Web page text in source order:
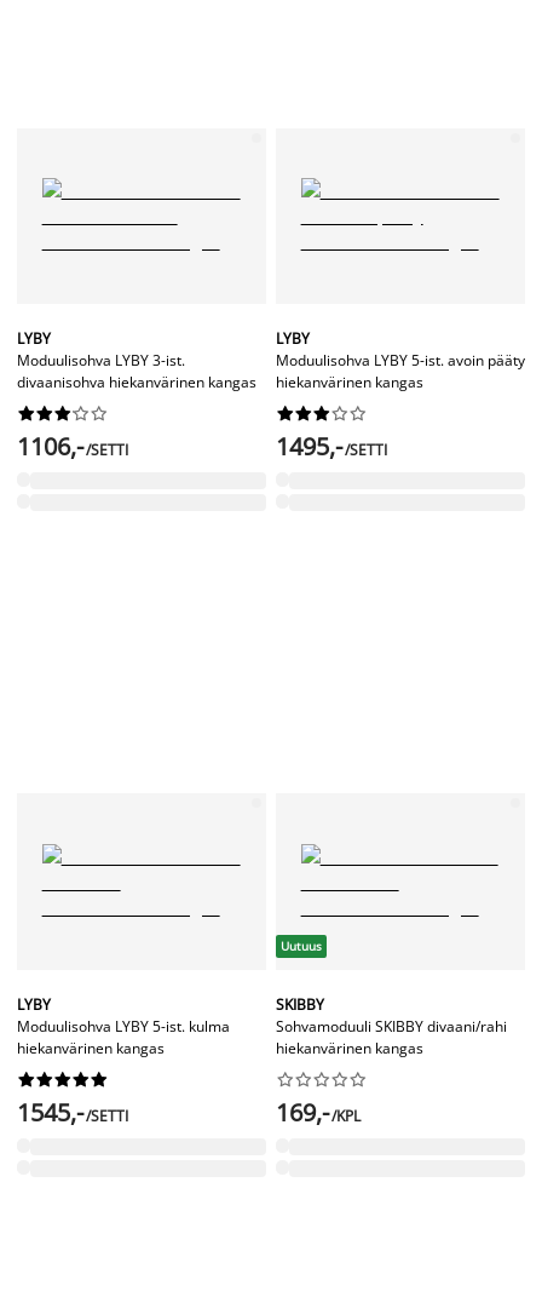
LYBY
Moduulisohva LYBY 3-ist.
divaanisohva hiekanvärinen kangas






1106,-/SETTI
LYBY
Moduulisohva LYBY 5-ist. avoin pääty
hiekanvärinen kangas






1495,-/SETTI
LYBY
Moduulisohva LYBY 5-ist. kulma
hiekanvärinen kangas






1545,-/SETTI
Uutuus
SKIBBY
Sohvamoduuli SKIBBY divaani/rahi
hiekanvärinen kangas






169,-/KPL